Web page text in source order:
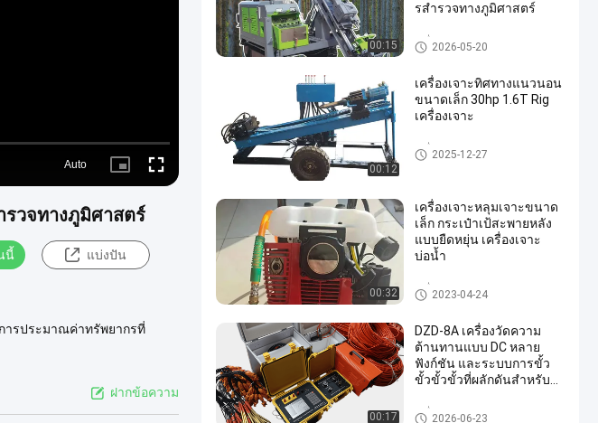
Auto
Picture- Fullscreen
รวจทางภูมิศาสตร์
นี้ แบ่งปัน
ารประมาณค่าทรัพยากรที่
ฝากข้อความ
00:15
รสํารวจทางภูมิศาสตร์
เครื่องเจาะหลุมเจาะ
2026-05-20
00:12
เครื่องเจาะทิศทางแนวนอน
ขนาดเล็ก 30hp 1.6T Rig
เครื่องเจาะ
เครื่องเจาะหลุมเจาะ
2025-12-27
00:32
เครื่องเจาะหลุมเจาะขนาด
เล็ก กระเป๋าเป้สะพายหลัง
แบบยืดหยุ่น เครื่องเจาะ
บ่อน้ำ
เครื่องเจาะหลุมเจาะ
2023-04-24
00:17
DZD-8A เครื่องวัดความ
ต้านทานแบบ DC หลาย
ฟังก์ชัน และระบบการขั้ว
ขั้วขั้วขั้วที่ผลักดันสําหรับกา
รสํารวจ ERT
เครื่องวัดความต้านทานทางธร
2026-06-23